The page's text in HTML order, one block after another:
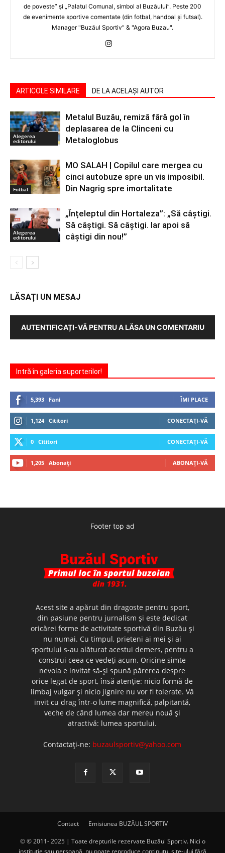
de poveste” şi „Palatul Comunal, simbol al Buzăului”. Peste 200
de evenimente sportive comentate (din fotbal, handbal şi futsal).
Manager "Buzăul Sportiv" & "Agora Buzau".
ARTICOLE SIMILARE DE LA ACELAȘI AUTOR
Alegerea
editorului
Metalul Buzău, remiză fără gol în
deplasarea de la Clinceni cu
Metaloglobus
Fotbal
MO SALAH | Copilul care mergea cu
cinci autobuze spre un vis imposibil.
Din Nagrig spre imortalitate
Alegerea
editorului
„Înțeleptul din Hortaleza”: „Să câștigi.
Să câștigi. Să câștigi. Iar apoi să
câștigi din nou!”
LĂSAȚI UN MESAJ
AUTENTIFICAȚI-VĂ PENTRU A LĂSA UN COMENTARIU
Intră în galeria suporterilor!
5,393 Fani ÎMI PLACE
1,124 Cititori CONECTAȚI-VĂ
0 Cititori CONECTAȚI-VĂ
1,205 Abonați ABONAȚI-VĂ
Footer top ad
Acest site a apărut din dragoste pentru sport,
din pasiune pentru jurnalism şi este dedicat
oricărei forme de activitate sportivă din Buzău şi
nu numai. Cu timpul, prieteni ai mei şi ai
sportului s-au alăturat acestui demers, pentru a
construi ceea ce vedeţi acum. Oricine simte
nevoia e invitat să-şi spună părerea despre
orice legat de sport, însă atenţie: nicio formă de
limbaj vulgar şi nicio jignire nu vor fi tolerate. Vă
invit cu drag într-o lume magnifică, palpitantă,
veche de când lumea dar mereu nouă şi
atractivă: lumea sportului.
Contactați-ne: buzaulsportiv@yahoo.com
Contact Emisiunea BUZĂUL SPORTIV
© © 2011- 2025 | Toate drepturile rezervate Buzăul Sportiv. Nici o
instituţie sau persoană, nu poate reproduce conţinutul site-ului fără